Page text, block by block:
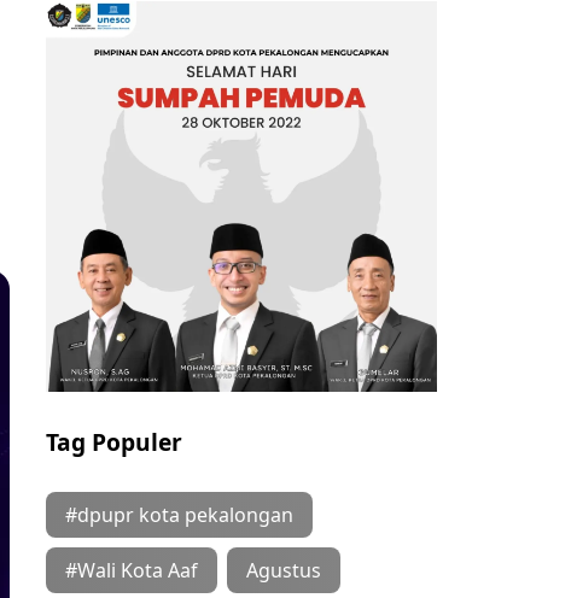
Tag Populer
#dpupr kota pekalongan
#Wali Kota Aaf Agustus